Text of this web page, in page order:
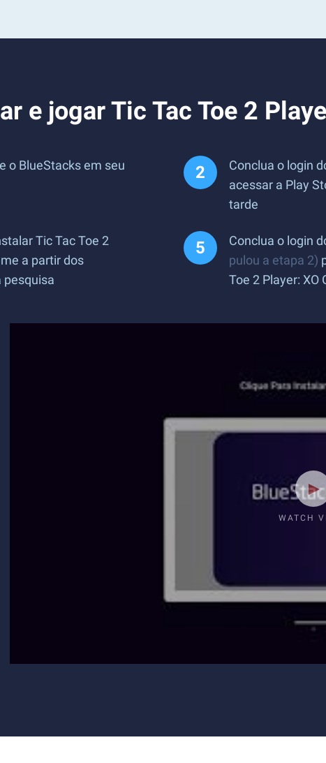
e jogar Tic Tac Toe 2
o BlueStacks em seu
Conclua o login
acessar a Play
tarde
Tic Tac Toe 2
a partir dos
pesquisa
Conclua o login
pulou a etapa 2)
Toe 2 Player: XO
WATCH